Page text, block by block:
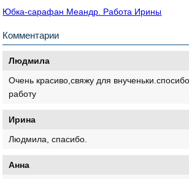
Юбка-сарафан Меандр. Работа Ирины
Комментарии
Людмила
Очень красиво,свяжу для
работу
Ирина
Людмила, спасибо.
Анна